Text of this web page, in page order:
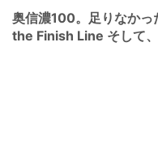
奥信濃100。足りなか
the Finish Line そして